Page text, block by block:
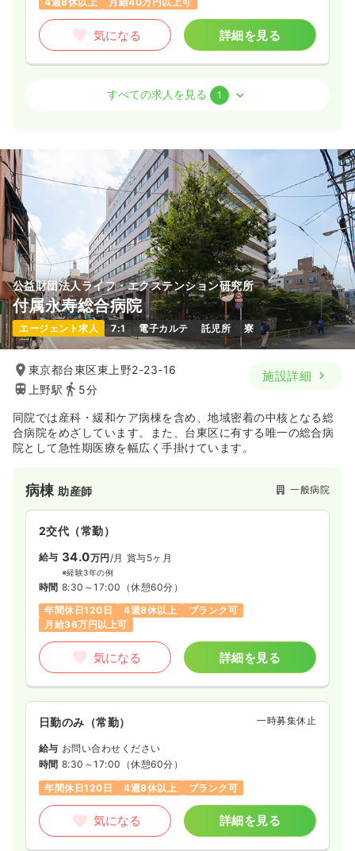
気になる 詳細を見る
助産師
/月 賞与88.1万円〜
時間 8:30～17:30（休憩60分）
月給23万円以上可
気になる 詳細を見る
すべての求人を見る 1
公益財団法人ライフ・エクステンション研究所
付属永寿総合病院
エージェント求人 7:1 電子カルテ 託児所 寮
東京都台東区東上野2-23-16
上野駅
5分
施設詳細
同院では産科・緩和ケア病棟を含め、地域密着の中核となる総
合病院をめざしています。また、台東区に有する唯一の総合病
院として急性期医療を幅広く手掛けています。
病棟 助産師 一般病院
2交代（常勤）
給与 34.0万円 /月 賞与5ヶ月
※経験3年の例
時間 8:30～17:00 （休憩60分）
年間休日120日
4週8休以上
ブランク可
月給36万円以上可
気になる 詳細を見る
日勤のみ（常勤） 一時募集休止
給与 お問い合わせください
時間 8:30～17:00 （休憩60分）
年間休日120日
4週8休以上 ブランク可
気になる 詳細を見る